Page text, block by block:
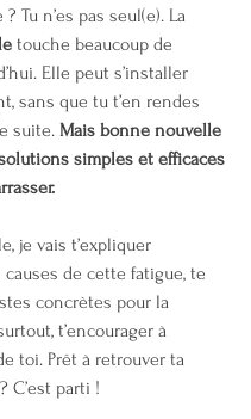
Tu n’es pas seul(e). La
touche beaucoup de
Elle peut s’installer
sans que tu t’en rendes
suite. Mais bonne nouvelle
simples et efficaces
je vais t’expliquer
de cette fatigue, te
concrètes pour la
t’encourager à
toi. Prêt à retrouver ta
C’est parti !